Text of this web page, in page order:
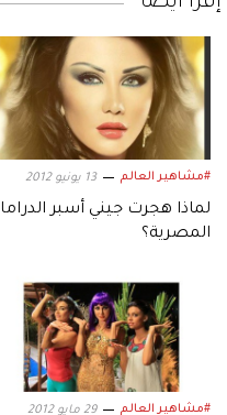
#مشاهير العالم 13 يونيو 2012
لماذا هجرت جيني أسبر الدراما
المصرية؟
#مشاهير العالم 29 مايو 2012